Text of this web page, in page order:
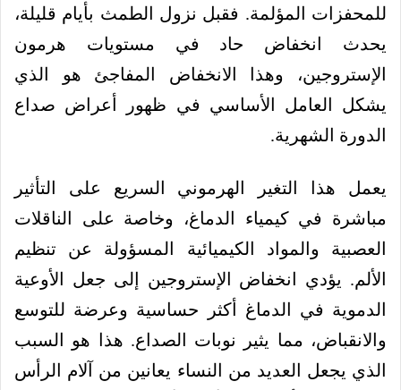
للمحفزات المؤلمة. فقبل نزول الطمث بأيام قليلة،
يحدث انخفاض حاد في مستويات هرمون
الإستروجين، وهذا الانخفاض المفاجئ هو الذي
يشكل العامل الأساسي في ظهور أعراض صداع
الدورة الشهرية.
يعمل هذا التغير الهرموني السريع على التأثير
مباشرة في كيمياء الدماغ، وخاصة على الناقلات
العصبية والمواد الكيميائية المسؤولة عن تنظيم
الألم. يؤدي انخفاض الإستروجين إلى جعل الأوعية
الدموية في الدماغ أكثر حساسية وعرضة للتوسع
والانقباض، مما يثير نوبات الصداع. هذا هو السبب
الذي يجعل العديد من النساء يعانين من آلام الرأس